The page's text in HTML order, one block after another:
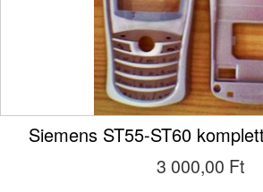
Siemens ST55-ST60
3 000,00 Ft‎